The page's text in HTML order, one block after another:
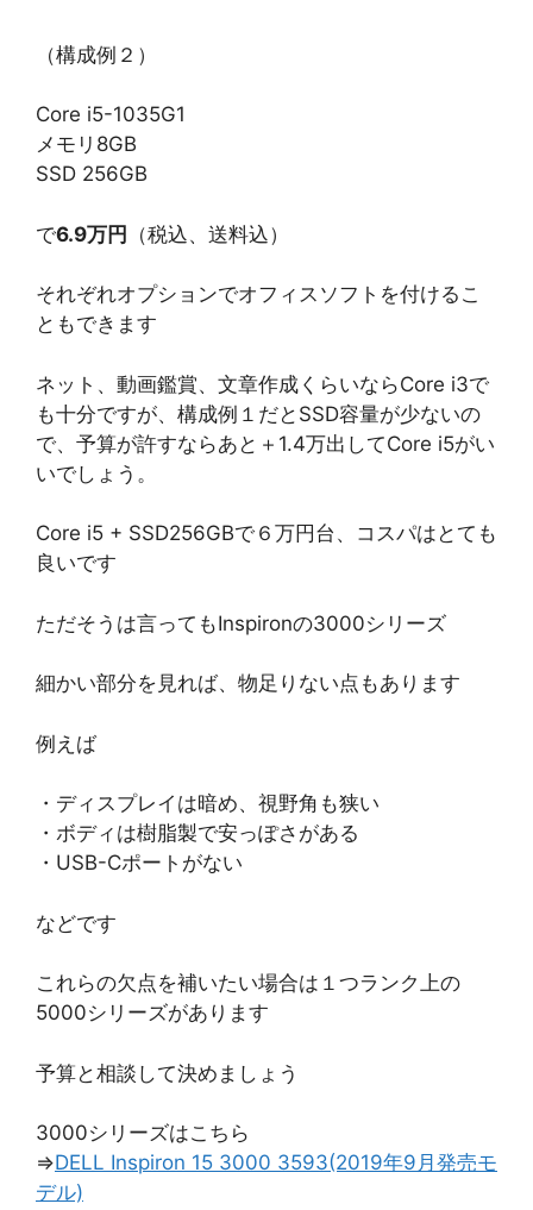
（構成例２）
Core i5-1035G1
メモリ8GB
SSD 256GB
で6.9万円 （税込、送料込）
それぞれオプションでオフィスソフトを付けるこ
ともできます
ネット、動画鑑賞、文章作成くらいならCore i3で
も十分ですが、構成例１だとSSD容量が少ないの
で、予算が許すならあと＋1.4万出してCore i5がい
いでしょう。
Core i5 + SSD256GBで６万円台、コスパはとても
良いです
ただそうは言ってもInspironの3000シリーズ
細かい部分を見れば、物足りない点もあります
例えば
・ディスプレイは暗め、視野角も狭い
・ボディは樹脂製で安っぽさがある
・USB-Cポートがない
などです
これらの欠点を補いたい場合は１つランク上の
5000シリーズがあります
予算と相談して決めましょう
3000シリーズはこちら
⇒DELL Inspiron 15 3000 3593(2019年9月発売モ
デル)